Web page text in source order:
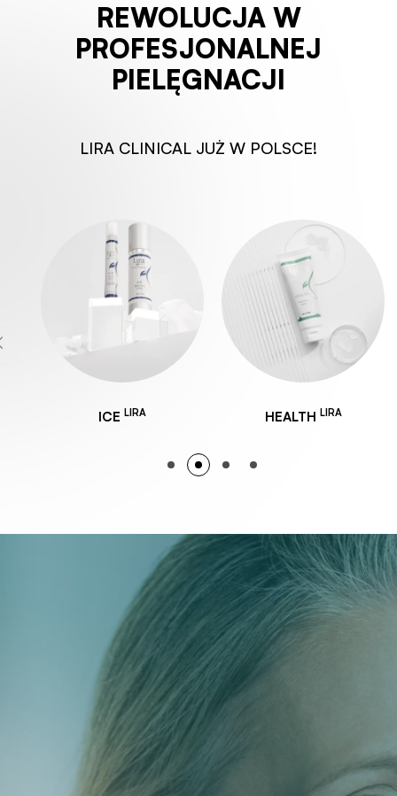
REWOLUCJA W
PROFESJONALNEJ
PIELĘGNACJI
LIRA CLINICAL JUŻ W POLSCE!
ICELIRA HEALTH LIRA